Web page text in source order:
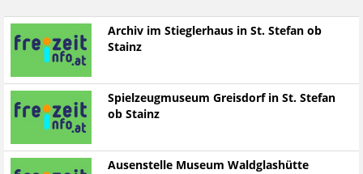
Archiv im Stieglerhaus in St. Stefan ob
Stainz
Spielzeugmuseum Greisdorf in St. Stefan
ob Stainz
Ausenstelle Museum Waldglashütte